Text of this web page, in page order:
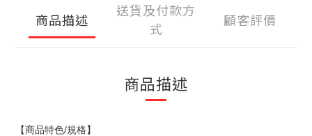
商品描述
送貨及付款方
式
顧客評價
商品描述
【商品特色/規格】